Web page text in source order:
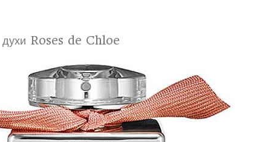
Roses de Chloe